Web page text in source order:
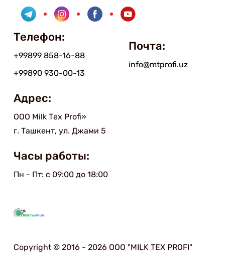
Телефон:
+99899 858-16-88
+99890 930-00-13
Почта:
info@mtprofi.uz
Адрес:
ООО Мilk Тex Рrofi»
г. Ташкент, ул. Джами 5
Часы работы:
Пн - Пт: с 09:00 до 18:00
Copyright © 2016 - 2026 ООО "MILK TEX PROFI"